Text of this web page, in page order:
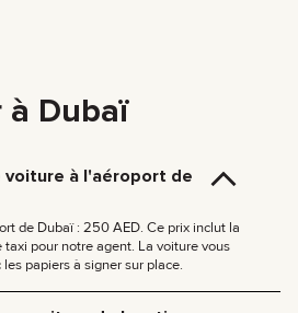
à Dubaï
voiture à l'aéroport de
de Dubaï : 250 AED. Ce prix inclut la
pour notre agent. La voiture vous
papiers à signer sur place.